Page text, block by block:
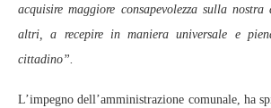
acquisire maggiore consapevolezza sulla
altri, a recepire in maniera universale e
cittadino”.
L’impegno dell’amministrazione comunale, ha